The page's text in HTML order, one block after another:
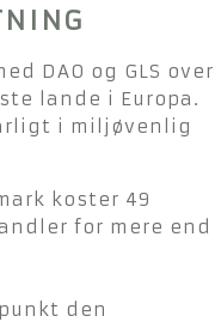
DAO og GLS over
lande i Europa.
i miljøvenlig
koster 49
for mere end
den